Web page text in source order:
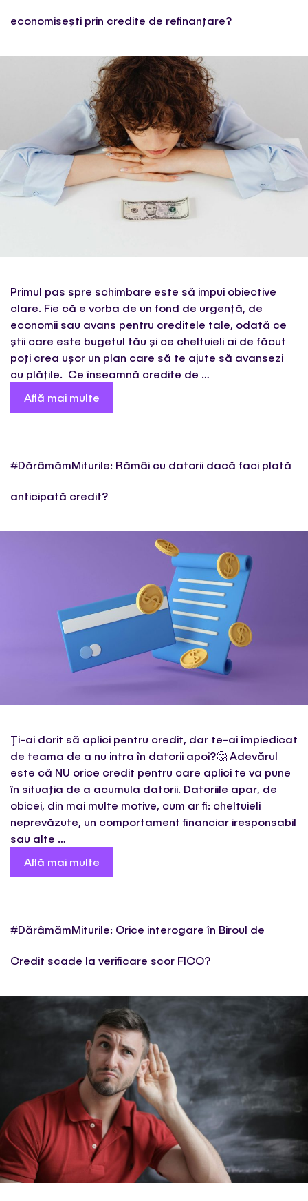
economisești prin credite de refinanțare?
Primul pas spre schimbare este să impui obiective
clare. Fie că e vorba de un fond de urgență, de
economii sau avans pentru creditele tale, odată ce
știi care este bugetul tău și ce cheltuieli ai de făcut
poți crea ușor un plan care să te ajute să avansezi
cu plățile. Ce înseamnă credite de …
Află mai multe
#DărâmămMiturile: Rămâi cu datorii dacă faci plată
anticipată credit?
Ți-ai dorit să aplici pentru credit, dar te-ai împiedicat
de teama de a nu intra în datorii apoi?🤔 Adevărul
este că NU orice credit pentru care aplici te va pune
în situația de a acumula datorii. Datoriile apar, de
obicei, din mai multe motive, cum ar fi: cheltuieli
neprevăzute, un comportament financiar iresponsabil
sau alte …
Află mai multe
#DărâmămMiturile: Orice interogare în Biroul de
Credit scade la verificare scor FICO?